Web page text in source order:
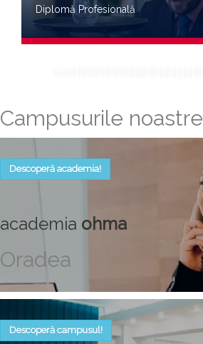
Diplomă Profesională
Campusurile noastre
Descoperă academia!
academia ohma
Oradea
Descoperă campusul!